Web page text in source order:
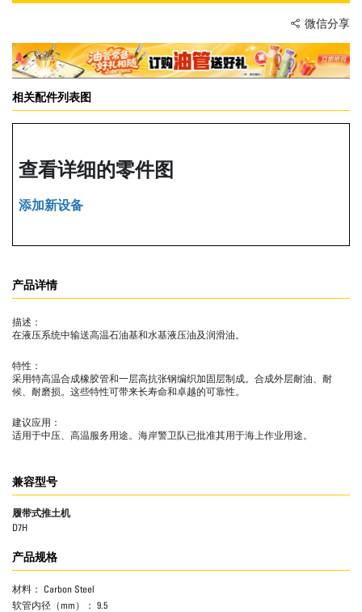
微信分享
相关配件列表图
查看详细的零件图
添加新设备
产品详情
描述：
在液压系统中输送高温石油基和水基液压油及润滑油。
特性：
采用特高温合成橡胶管和一层高抗张钢编织加固层制成。合成外层耐油、耐
候、耐磨损。这些特性可带来长寿命和卓越的可靠性。
建议应用：
适用于中压、高温服务用途。海岸警卫队已批准其用于海上作业用途。
兼容型号
履带式推土机
D7H
产品规格
材料： Carbon Steel
软管内径（mm）： 9.5